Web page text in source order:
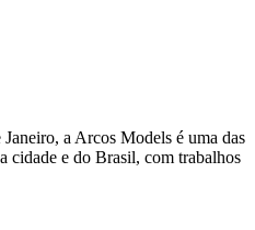
a Arcos Models é uma das
cidade e do Brasil, com trabalhos